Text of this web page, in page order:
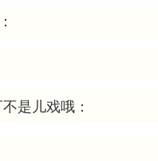
是儿戏哦：